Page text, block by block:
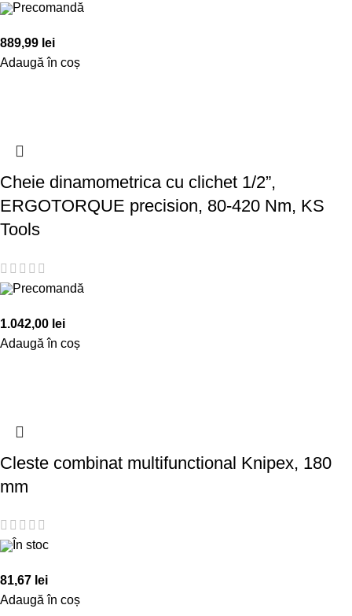
Precomandă
889,99 lei
Adaugă în coș
Cheie dinamometrica cu clichet 1/2”,
ERGOTORQUE precision, 80-420 Nm, KS
Tools
Precomandă
1.042,00 lei
Adaugă în coș
Cleste combinat multifunctional Knipex, 180
mm
În stoc
81,67 lei
Adaugă în coș